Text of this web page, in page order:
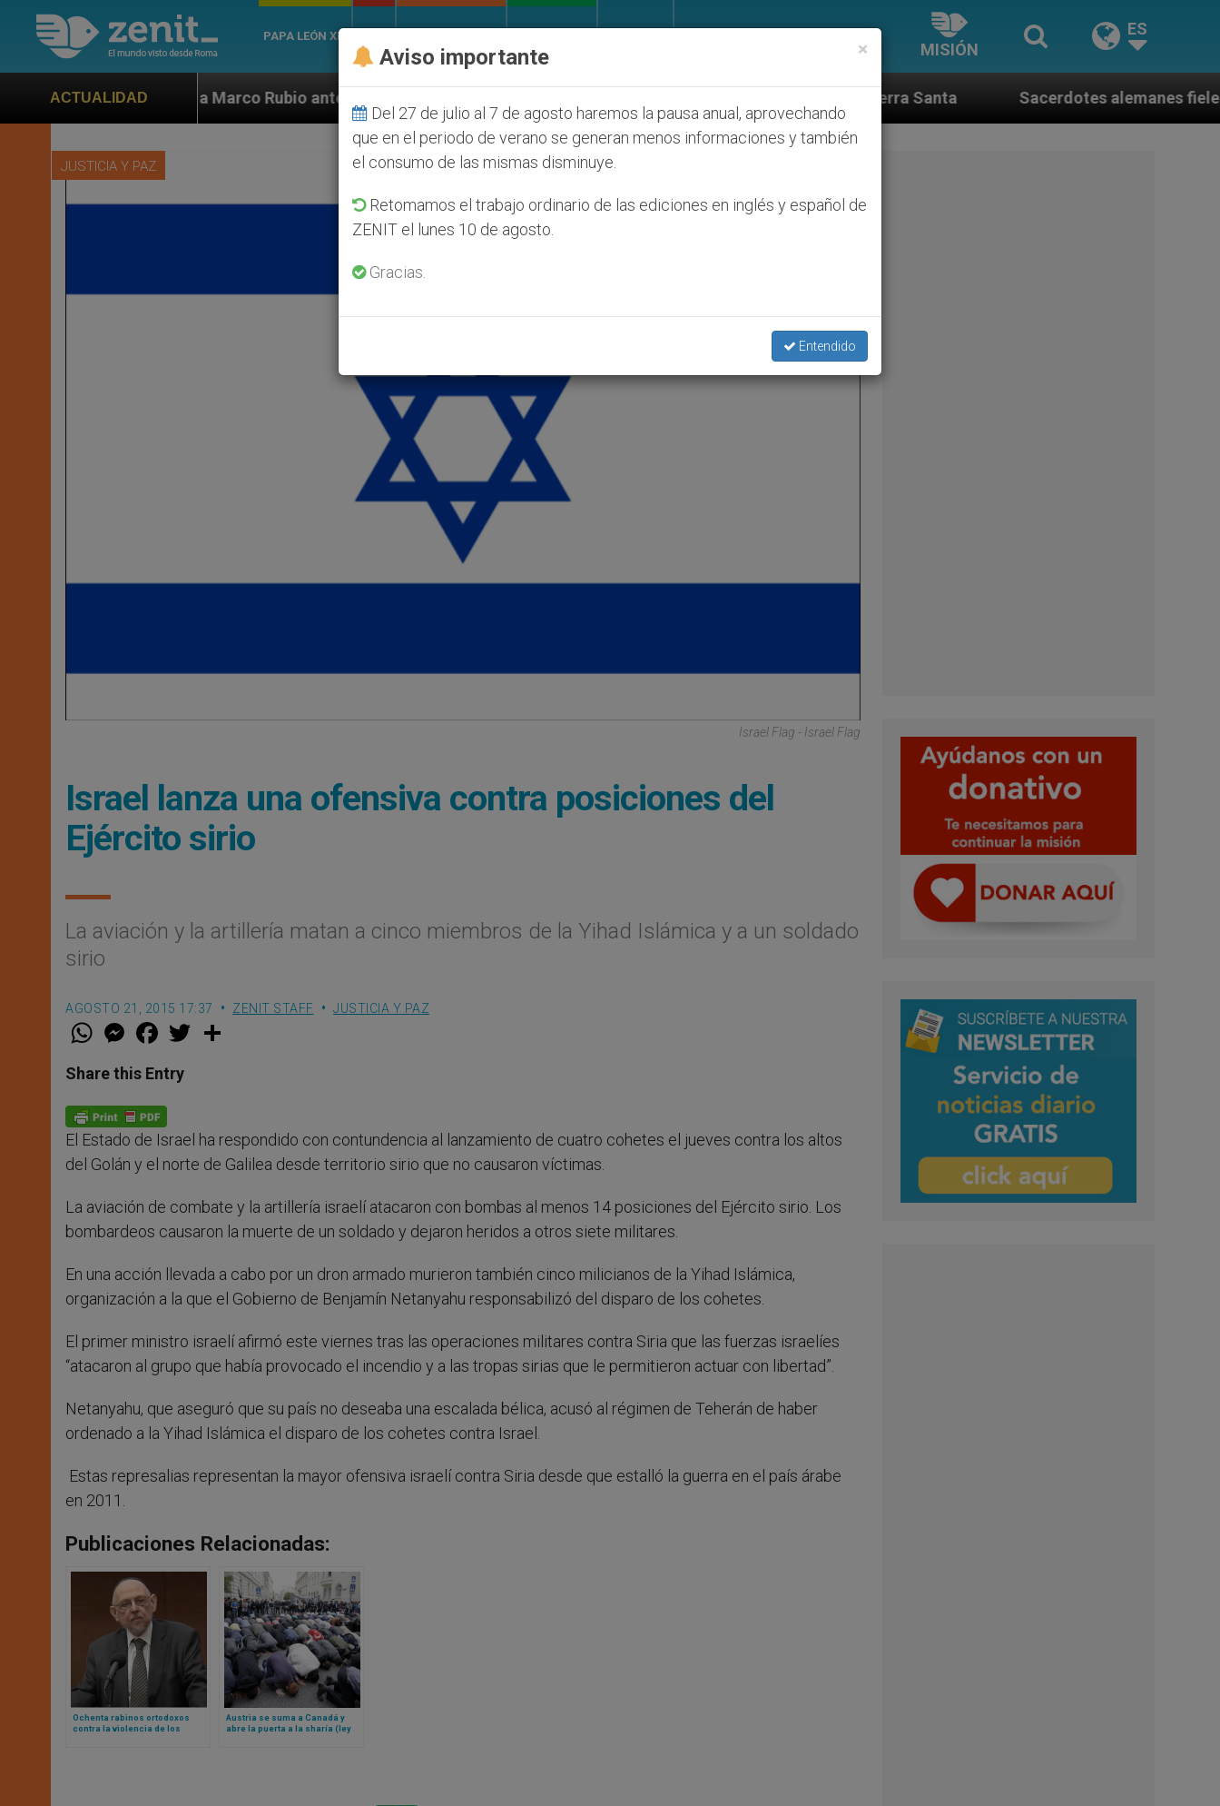
PAPA LEÓN XIV
MISIÓN
ES
ACTUALIDAD
a Marco Rubio ante persecución de colonos judíos que afecta a cristianos (y no sólo) en Tierra Santa Sacerdotes alemanes fieles al Papa contestan
JUSTICIA Y PAZ
Israel Flag - Israel Flag
Israel lanza una ofensiva contra posiciones del
Ejército sirio
La aviación y la artillería matan a cinco miembros de la Yihad Islámica y a un soldado
sirio
AGOSTO 21, 2015 17:37 ZENIT STAFF JUSTICIA Y PAZ
W
t
s
p
p
M
e
s
e
g
e
r
F
a
e
b
o
k
w
Share this Entry
El Estado de Israel ha respondido con contundencia al lanzamiento de cuatro cohetes el jueves contra los altos
del Golán y el norte de Galilea desde territorio sirio que no causaron víctimas.
La aviación de combate y la artillería israelí atacaron con bombas al menos 14 posiciones del Ejército sirio. Los
bombardeos causaron la muerte de un soldado y dejaron heridos a otros siete militares.
En una acción llevada a cabo por un dron armado murieron también cinco milicianos de la Yihad Islámica,
organización a la que el Gobierno de Benjamín Netanyahu responsabilizó del disparo de los cohetes.
El primer ministro israelí afirmó este viernes tras las operaciones militares contra Siria que las fuerzas israelíes
“atacaron al grupo que había provocado el incendio y a las tropas sirias que le permitieron actuar con libertad”.
Netanyahu, que aseguró que su país no deseaba una escalada bélica, acusó al régimen de Teherán de haber
ordenado a la Yihad Islámica el disparo de los cohetes contra Israel.
Estas represalias representan la mayor ofensiva israelí contra Siria desde que estalló la guerra en el país árabe
en 2011.
Publicaciones Relacionadas:
Ochenta rabinos ortodoxos
contra la violencia de los
Austria se suma a Canadá y
abre la puerta a la sharía (ley
×
Aviso importante
Del 27 de julio al 7 de agosto haremos la pausa anual, aprovechando
que en el periodo de verano se generan menos informaciones y también
el consumo de las mismas disminuye.
Retomamos el trabajo ordinario de las ediciones en inglés y español de
ZENIT el lunes 10 de agosto.
Gracias.
Entendido